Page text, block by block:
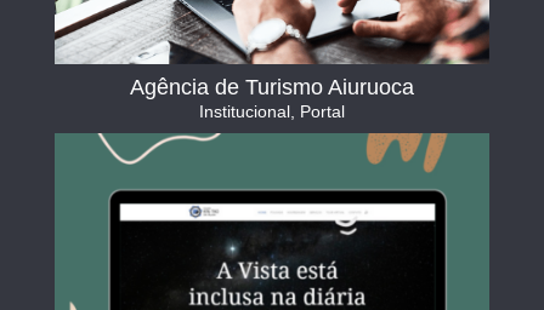
Agência de Turismo Aiuruoca
Institucional, Portal